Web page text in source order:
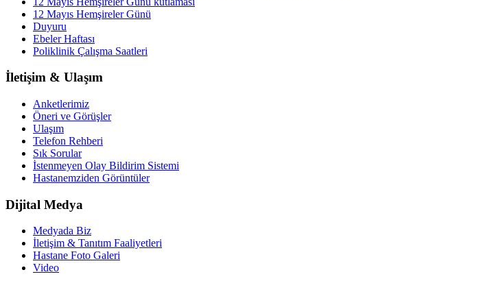
12 Mayıs Hemşireler Günü
Duyuru
Ebeler Haftası
Poliklinik Çalışma Saatleri
İletişim & Ulaşım
Anketlerimiz
Öneri ve Görüşler
Ulaşım
Telefon Rehberi
Sık Sorular
İstenmeyen Olay Bildirim Sistemi
Hastanemziden Görüntüler
Dijital Medya
Medyada Biz
İletişim & Tanıtım Faaliyetleri
Hastane Foto Galeri
Video